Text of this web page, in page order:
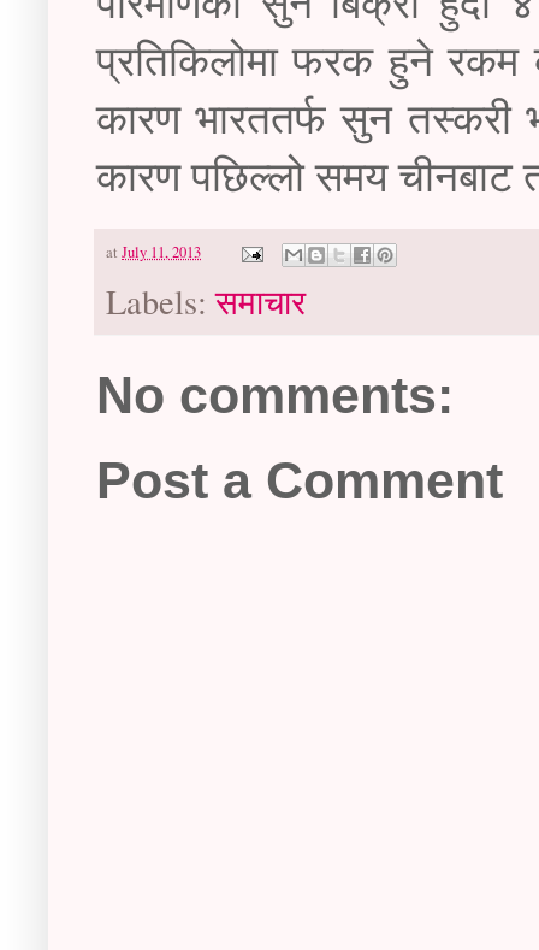
प्रतिकिलोमा फरक हुने
कारण भारततर्फ सुन तस्करी
कारण पछिल्लो समय चीनबाट
at July 11, 2013
Labels:समाचार
No comments:
Post a Comment